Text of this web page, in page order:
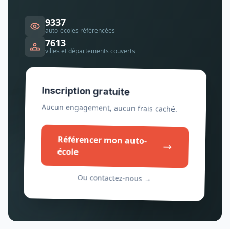
9337
auto-écoles référencées
7613
villes et départements couverts
Inscription gratuite
Aucun engagement, aucun frais caché.
Référencer mon auto-
école
Ou contactez-nous →